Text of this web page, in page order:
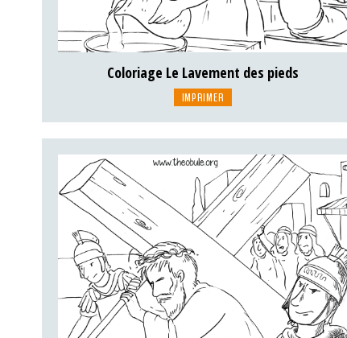
Coloriage Le Lavement des pieds
IMPRIMER